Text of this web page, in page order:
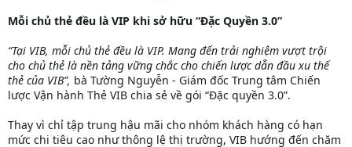
Mỗi chủ thẻ đều là VIP khi sở hữu “Đặc Quyền 3.0”
“Tại VIB, mỗi chủ thẻ đều là VIP. Mang đến trải nghiệm vượt trội
cho chủ thẻ là nền tảng vững chắc cho chiến lược dẫn đầu xu thế
thẻ của VIB”, bà Tường Nguyễn - Giám đốc Trung tâm Chiến
lược Vận hành Thẻ VIB chia sẻ về gói “Đặc quyền 3.0”.
Thay vì chỉ tập trung hậu mãi cho nhóm khách hàng có hạn
mức chi tiêu cao như thông lệ thị trường, VIB hướng đến chăm